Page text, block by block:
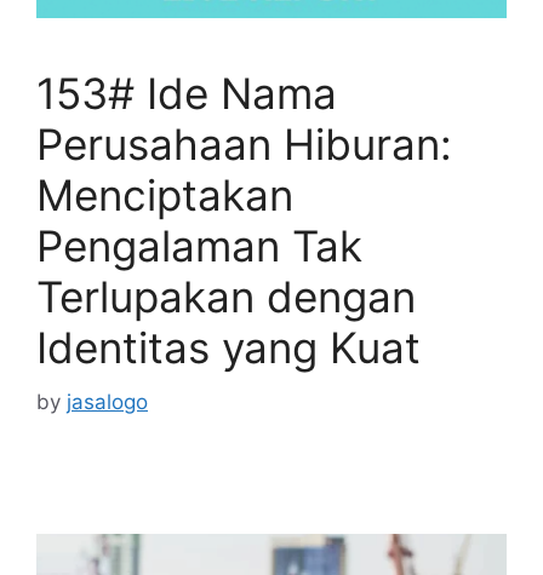
153# Ide Nama
Perusahaan Hiburan:
Menciptakan
Pengalaman Tak
Terlupakan dengan
Identitas yang Kuat
by jasalogo